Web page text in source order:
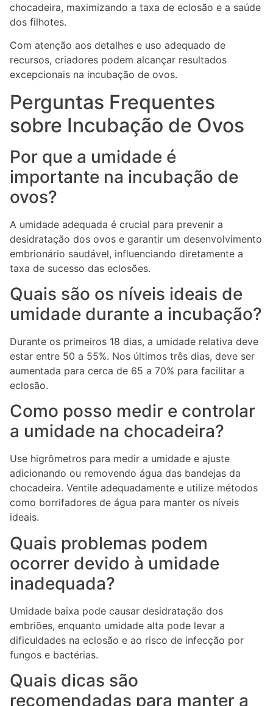
chocadeira, maximizando a taxa de eclosão e a saúde
dos filhotes.
Com atenção aos detalhes e uso adequado de
recursos, criadores podem alcançar resultados
excepcionais na incubação de ovos.
Perguntas Frequentes
sobre Incubação de Ovos
Por que a umidade é
importante na incubação de
ovos?
A umidade adequada é crucial para prevenir a
desidratação dos ovos e garantir um desenvolvimento
embrionário saudável, influenciando diretamente a
taxa de sucesso das eclosões.
Quais são os níveis ideais de
umidade durante a incubação?
Durante os primeiros 18 dias, a umidade relativa deve
estar entre 50 a 55%. Nos últimos três dias, deve ser
aumentada para cerca de 65 a 70% para facilitar a
eclosão.
Como posso medir e controlar
a umidade na chocadeira?
Use higrômetros para medir a umidade e ajuste
adicionando ou removendo água das bandejas da
chocadeira. Ventile adequadamente e utilize métodos
como borrifadores de água para manter os níveis
ideais.
Quais problemas podem
ocorrer devido à umidade
inadequada?
Umidade baixa pode causar desidratação dos
embriões, enquanto umidade alta pode levar a
dificuldades na eclosão e ao risco de infecção por
fungos e bactérias.
Quais dicas são
recomendadas para manter a